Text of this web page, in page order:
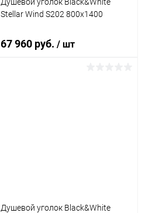
Stellar Wind S202 800х1400
67 960 руб./ шт
Душевой уголок Black&White